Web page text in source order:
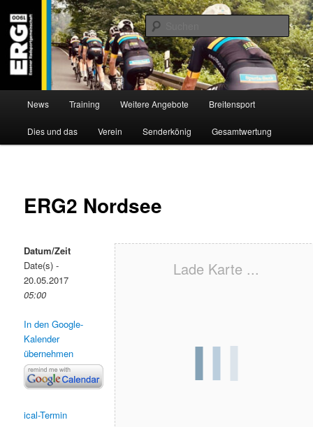
Inhalt
wechseln
ERG 1900 e.V
Willkommen bei der Essener Radsportgemeinschaft
News Training Weitere Angebote Breitensport
Dies und das Verein Senderkönig Gesamtwertung
ERG2 Nordsee
Lade Karte ...
Datum/Zeit
Date(s) -
20.05.2017
05:00
In den Google-
Kalender
übernehmen
ical-Termin